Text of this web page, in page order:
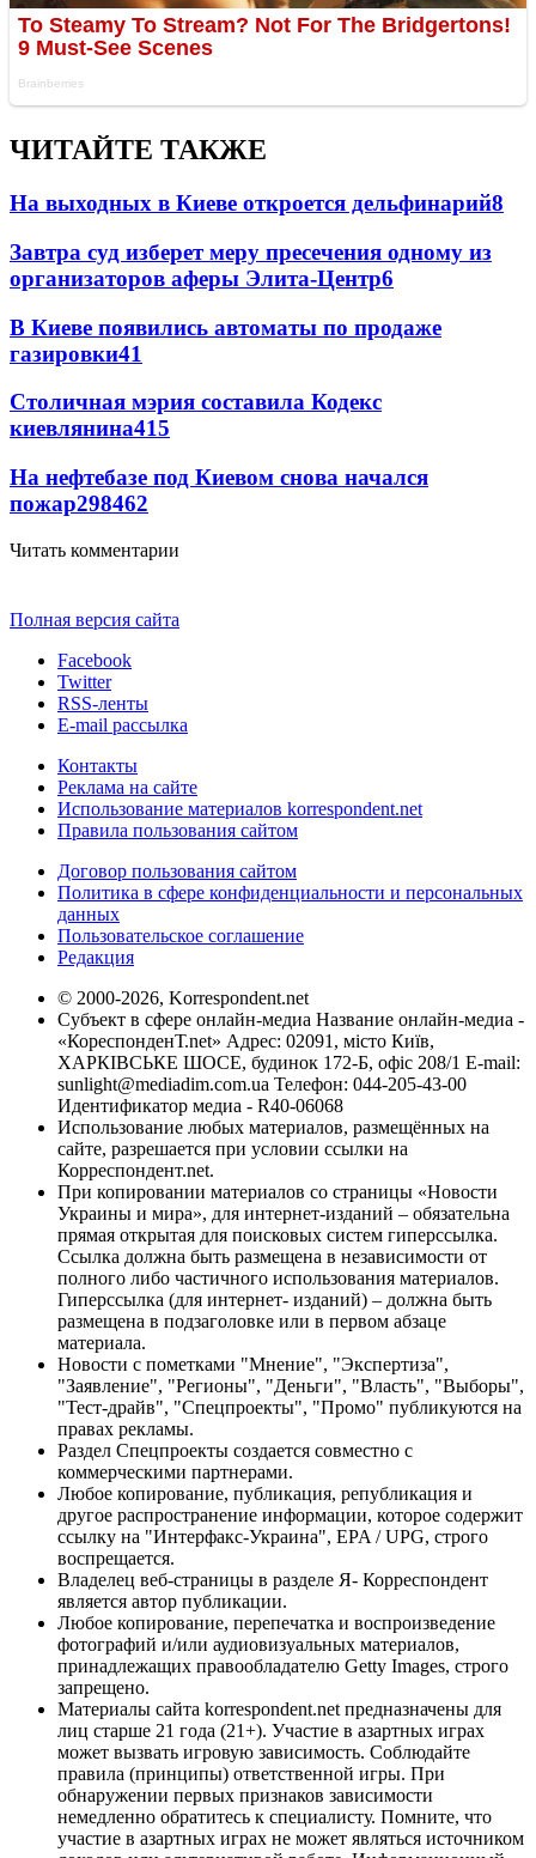
ЧИТАЙТЕ ТАКЖЕ
На выходных в Киеве откроется дельфинарий8
Завтра суд изберет меру пресечения одному из
организаторов аферы Элита-Центр6
В Киеве появились автоматы по продаже
газировки41
Столичная мэрия составила Кодекс
киевлянина415
На нефтебазе под Киевом снова начался
пожар298462
Читать комментарии
Полная версия сайта
Facebook
Twitter
RSS-ленты
E-mail рассылка
Контакты
Реклама на сайте
Использование материалов korrespondent.net
Правила пользования сайтом
Договор пользования сайтом
Политика в сфере конфиденциальности и персональных
данных
Пользовательское соглашение
Редакция
© 2000-2026, Korrespondent.net
Субъект в сфере онлайн-медиа Название онлайн-медиа -
«КореспонденТ.net» Адрес: 02091, місто Київ,
ХАРКІВСЬКЕ ШОСЕ, будинок 172-Б, офіс 208/1 E-mail:
sunlight@mediadim.com.ua Телефон: 044-205-43-00
Идентификатор медиа - R40-06068
Использование любых материалов, размещённых на
сайте, разрешается при условии ссылки на
Корреспондент.net.
При копировании материалов со страницы «Новости
Украины и мира», для интернет-изданий – обязательна
прямая открытая для поисковых систем гиперссылка.
Ссылка должна быть размещена в независимости от
полного либо частичного использования материалов.
Гиперссылка (для интернет- изданий) – должна быть
размещена в подзаголовке или в первом абзаце
материала.
Новости с пометками "Мнение", "Экспертиза",
"Заявление", "Регионы", "Деньги", "Власть", "Выборы",
"Тест-драйв", "Спецпроекты", "Промо" публикуются на
правах рекламы.
Раздел Спецпроекты создается совместно с
коммерческими партнерами.
Любое копирование, публикация, републикация и
другое распространение информации, которое содержит
ссылку на "Интерфакс-Украина", EPA / UPG, строго
воспрещается.
Владелец веб-страницы в разделе Я- Корреспондент
является автор публикации.
Любое копирование, перепечатка и воспроизведение
фотографий и/или аудиовизуальных материалов,
принадлежащих правообладателю Getty Images, строго
запрещено.
Материалы сайта korrespondent.net предназначены для
лиц старше 21 года (21+). Участие в азартных играх
может вызвать игровую зависимость. Соблюдайте
правила (принципы) ответственной игры. При
обнаружении первых признаков зависимости
немедленно обратитесь к специалисту. Помните, что
участие в азартных играх не может являться источником